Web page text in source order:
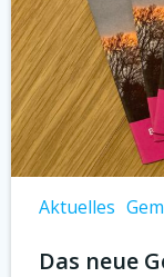
Aktuelles
Das neue